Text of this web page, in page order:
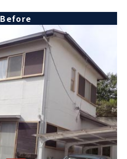
Before